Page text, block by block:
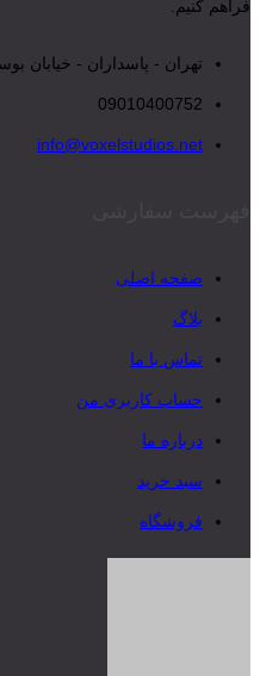
فراهم کنیم.
تهران - پاسداران - خیابان بوستان 5 - پلاک 32 -
09010400752
info@voxelstudios.net
صفحه اصلی
بلاگ
تماس با ما
حساب کاربری من
درباره ما
سبد خرید
فروشگاه